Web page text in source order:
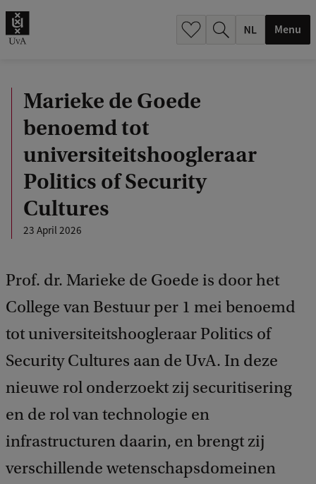
Menu
Marieke de Goede
benoemd tot
universiteitshoogleraar
Politics of Security
Cultures
23 April 2026
Prof. dr. Marieke de Goede is door het
College van Bestuur per 1 mei benoemd
tot universiteitshoogleraar Politics of
Security Cultures aan de UvA. In deze
nieuwe rol onderzoekt zij securitisering
en de rol van technologie en
infrastructuren daarin, en brengt zij
verschillende wetenschapsdomeinen